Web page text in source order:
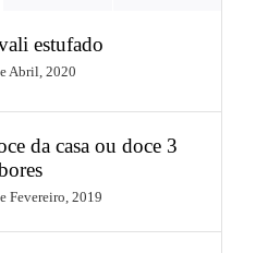
estufado
Abril, 2020
da casa ou doce 3
Fevereiro, 2019